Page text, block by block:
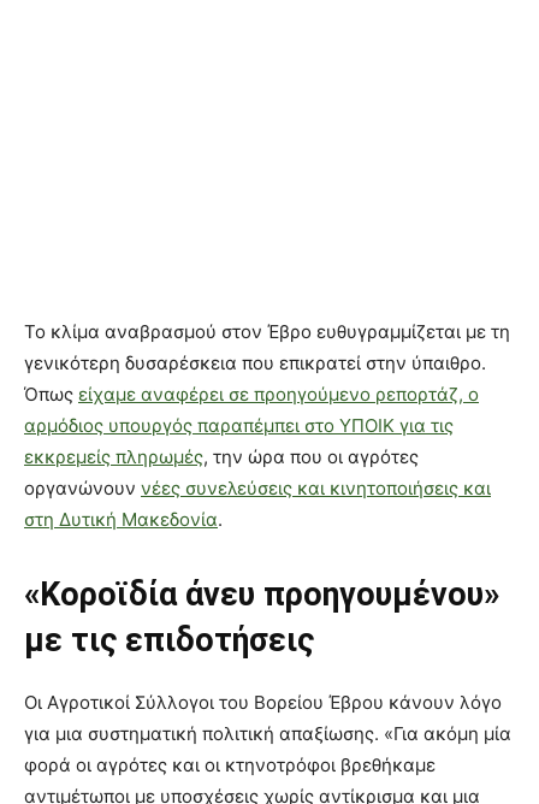
Το κλίμα αναβρασμού στον Έβρο ευθυγραμμίζεται με τη
γενικότερη δυσαρέσκεια που επικρατεί στην ύπαιθρο.
Όπως είχαμε αναφέρει σε προηγούμενο ρεπορτάζ, ο
αρμόδιος υπουργός παραπέμπει στο ΥΠΟΙΚ για τις
εκκρεμείς πληρωμές, την ώρα που οι αγρότες
οργανώνουν νέες συνελεύσεις και κινητοποιήσεις και
στη Δυτική Μακεδονία.
«Κοροϊδία άνευ προηγουμένου»
με τις επιδοτήσεις
Οι Αγροτικοί Σύλλογοι του Βορείου Έβρου κάνουν λόγο
για μια συστηματική πολιτική απαξίωσης. «Για ακόμη μία
φορά οι αγρότες και οι κτηνοτρόφοι βρεθήκαμε
αντιμέτωποι με υποσχέσεις χωρίς αντίκρισμα και μια